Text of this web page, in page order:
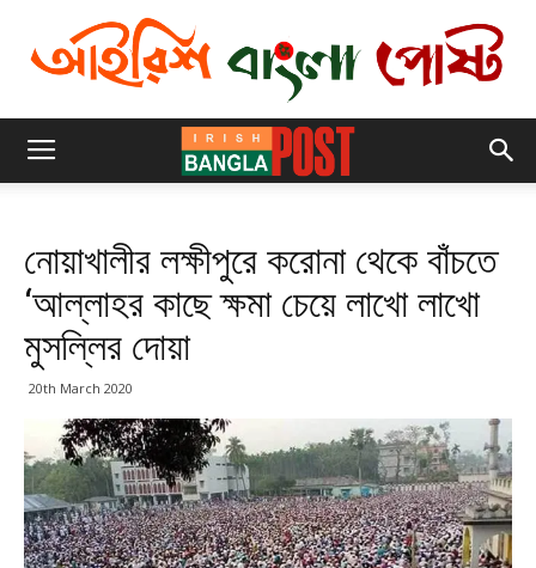
নোয়াখালীর লক্ষীপুরে করোনা থেকে বাঁচতে
‘আল্লাহর কাছে ক্ষমা চেয়ে লাখো লাখো
মুসল্লির দোয়া
20th March 2020